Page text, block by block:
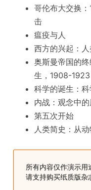
哥伦布大交换
击
瘟疫与人
西方的兴起：
奥斯曼帝国的
生，1908-1923
科学的诞生：科
内战：观念中的
第五次开始
人类简史：从
所有内容仅作演示
请支持购买纸质版杂